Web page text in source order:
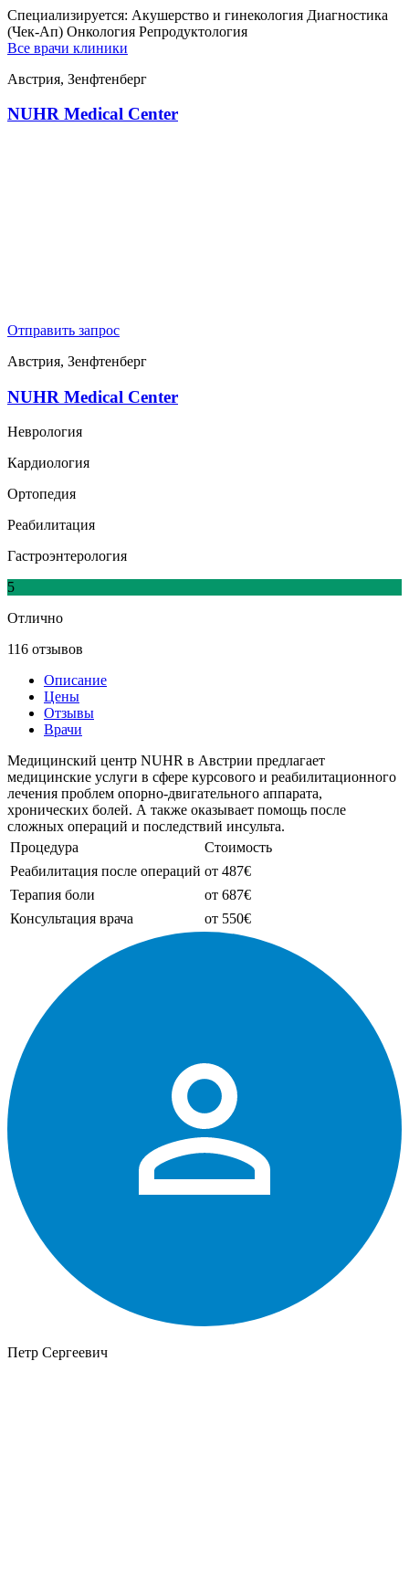
Специализируется: Акушерство и гинекология Диагностика
(Чек-Ап) Онкология Репродуктология
Все врачи клиники
Австрия, Зенфтенберг
NUHR Medical Center
Отправить запрос
Австрия, Зенфтенберг
NUHR Medical Center
Неврология
Кардиология
Ортопедия
Реабилитация
Гастроэнтерология
5
Отлично
116 отзывов
Описание
Цены
Отзывы
Врачи
Медицинский центр NUHR в Австрии предлагает
медицинские услуги в сфере курсового и реабилитационного
лечения проблем опорно-двигательного аппарата,
хронических болей. А также оказывает помощь после
сложных операций и последствий инсульта.
Процедура
Стоимость
Реабилитация после операций от 487€
Терапия боли
от 687€
Консультация врача
от 550€
Петр Сергеевич